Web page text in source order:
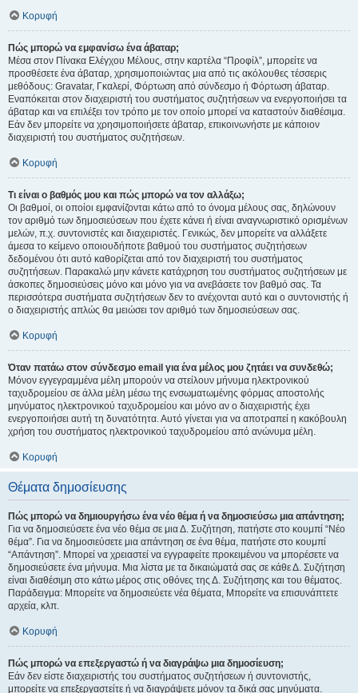
Κορυφή
Πώς μπορώ να εμφανίσω ένα άβαταρ;
Μέσα στον Πίνακα Ελέγχου Μέλους, στην καρτέλα “Προφίλ”, μπορείτε να
προσθέσετε ένα άβαταρ, χρησιμοποιώντας μια από τις ακόλουθες τέσσερις
μεθόδους: Gravatar, Γκαλερί, Φόρτωση από σύνδεσμο ή Φόρτωση άβαταρ.
Εναπόκειται στον διαχειριστή του συστήματος συζητήσεων να ενεργοποιήσει τα
άβαταρ και να επιλέξει τον τρόπο με τον οποίο μπορεί να καταστούν διαθέσιμα.
Εάν δεν μπορείτε να χρησιμοποιήσετε άβαταρ, επικοινωνήστε με κάποιον
διαχειριστή του συστήματος συζητήσεων.
Κορυφή
Τι είναι ο βαθμός μου και πώς μπορώ να τον αλλάξω;
Οι βαθμοί, οι οποίοι εμφανίζονται κάτω από το όνομα μέλους σας, δηλώνουν
τον αριθμό των δημοσιεύσεων που έχετε κάνει ή είναι αναγνωριστικό ορισμένων
μελών, π.χ. συντονιστές και διαχειριστές. Γενικώς, δεν μπορείτε να αλλάξετε
άμεσα το κείμενο οποιουδήποτε βαθμού του συστήματος συζητήσεων
δεδομένου ότι αυτό καθορίζεται από τον διαχειριστή του συστήματος
συζητήσεων. Παρακαλώ μην κάνετε κατάχρηση του συστήματος συζητήσεων με
άσκοπες δημοσιεύσεις μόνο και μόνο για να ανεβάσετε τον βαθμό σας. Τα
περισσότερα συστήματα συζητήσεων δεν το ανέχονται αυτό και ο συντονιστής ή
ο διαχειριστής απλώς θα μειώσει τον αριθμό των δημοσιεύσεων σας.
Κορυφή
Όταν πατάω στον σύνδεσμο email για ένα μέλος μου ζητάει να συνδεθώ;
Μόνον εγγεγραμμένα μέλη μπορούν να στείλουν μήνυμα ηλεκτρονικού
ταχυδρομείου σε άλλα μέλη μέσω της ενσωματωμένης φόρμας αποστολής
μηνύματος ηλεκτρονικού ταχυδρομείου και μόνο αν ο διαχειριστής έχει
ενεργοποιήσει αυτή τη δυνατότητα. Αυτό γίνεται για να αποτραπεί η κακόβουλη
χρήση του συστήματος ηλεκτρονικού ταχυδρομείου από ανώνυμα μέλη.
Κορυφή
Θέματα δημοσίευσης
Πώς μπορώ να δημιουργήσω ένα νέο θέμα ή να δημοσιεύσω μια απάντηση;
Για να δημοσιεύσετε ένα νέο θέμα σε μια Δ. Συζήτηση, πατήστε στο κουμπί “Νέο
θέμα”. Για να δημοσιεύσετε μια απάντηση σε ένα θέμα, πατήστε στο κουμπί
“Απάντηση”. Μπορεί να χρειαστεί να εγγραφείτε προκειμένου να μπορέσετε να
δημοσιεύσετε ένα μήνυμα. Μια λίστα με τα δικαιώματά σας σε κάθε Δ. Συζήτηση
είναι διαθέσιμη στο κάτω μέρος στις οθόνες της Δ. Συζήτησης και του θέματος.
Παράδειγμα: Μπορείτε να δημοσιεύετε νέα θέματα, Μπορείτε να επισυνάπτετε
αρχεία, κλπ.
Κορυφή
Πώς μπορώ να επεξεργαστώ ή να διαγράψω μια δημοσίευση;
Εάν δεν είστε διαχειριστής του συστήματος συζητήσεων ή συντονιστής,
μπορείτε να επεξεργαστείτε ή να διαγράψετε μόνον τα δικά σας μηνύματα.